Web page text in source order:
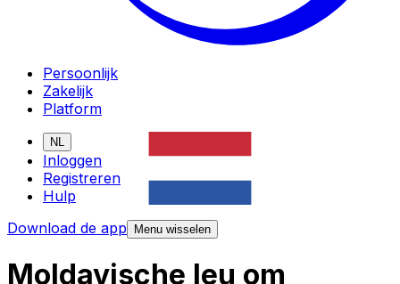
Persoonlijk
Zakelijk
Platform
NL
Inloggen
Registreren
Hulp
Download de app
Menu wisselen
Moldavische leu om